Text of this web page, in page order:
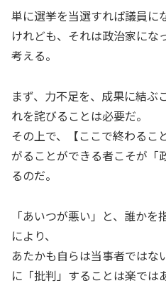
単に選挙を当選すれば議員に
けれども、それは政治家にな
考える。
まず、力不足を、成果に結ぶ
れを詫びることは必要だ。
その上で、【ここで終わるこ
がることができる者こそが「
るのだ。
「あいつが悪い」と、誰か
により、
あたかも自らは当事者ではな
に「批判」することは楽では